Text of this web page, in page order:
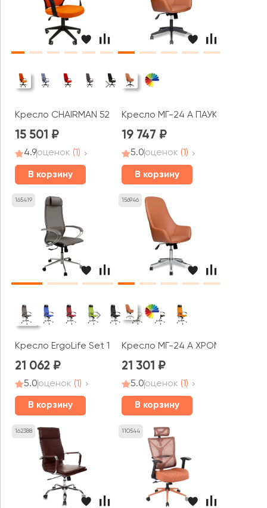
Кресло CHAIRMAN 525
15 501
4.9оценок (1)
В корзину
Кресло МГ-24 А ПАУК
19 747
5.0оценок (1)
В корзину
165419
Кресло ErgoLife Set 12 052 (Серый 236.16.1.403)
21 062
5.0оценок (1)
В корзину
156946
Кресло МГ-24 А ХРОМ ПАУК
21 301
5.0оценок (1)
В корзину
162388 110544